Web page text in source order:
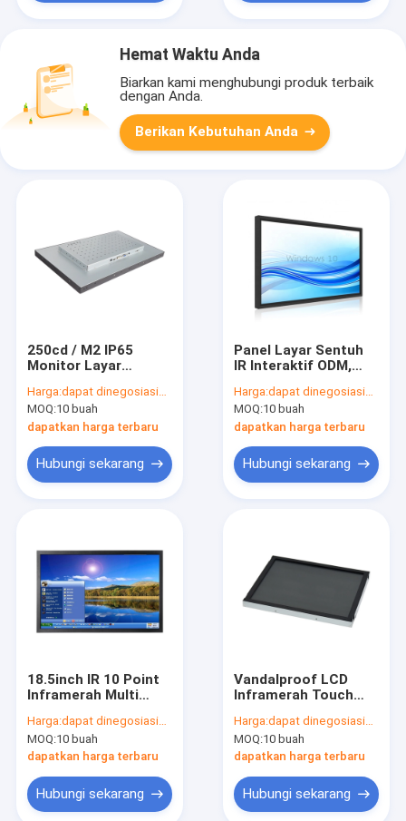
Hemat Waktu Anda
Biarkan kami menghubungi produk terbaik
dengan Anda.
Berikan Kebutuhan Anda
250cd / M2 IP65
Monitor Layar
Dinding Mount Tahan
Debu
Harga:dapat dinegosiasikan
MOQ:10 buah
dapatkan harga terbaru
Hubungi sekarang
Panel Layar Sentuh
IR Interaktif ODM,
Antiglare 10 Titik
43Inch
Harga:dapat dinegosiasikan
MOQ:10 buah
dapatkan harga terbaru
Hubungi sekarang
18.5inch IR 10 Point
Inframerah Multi
Dengan Speaker DC
12V
Harga:dapat dinegosiasikan
MOQ:10 buah
dapatkan harga terbaru
Hubungi sekarang
Vandalproof LCD
Inframerah Touch
Terbuka Anti Silau
Harga:dapat dinegosiasikan
MOQ:10 buah
dapatkan harga terbaru
Hubungi sekarang